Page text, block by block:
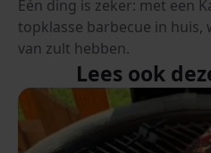
Eén ding is zeker: met een
topklasse barbecue in huis,
van zult hebben.
Lees ook